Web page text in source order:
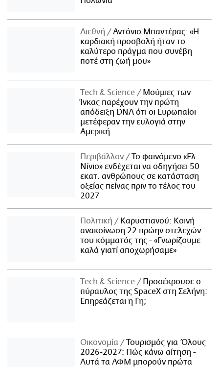
Διεθνή
Αντόνιο Μπαντέρας: «Η
καρδιακή προσβολή ήταν το
καλύτερο πράγμα που συνέβη
ποτέ στη ζωή μου»
Τech & Science
Μούμιες των
Ίνκας παρέχουν την πρώτη
απόδειξη DNA ότι οι Ευρωπαίοι
μετέφεραν την ευλογιά στην
Αμερική
Περιβάλλον
Το φαινόμενο «Ελ
Νίνιο» ενδέχεται να οδηγήσει 50
εκατ. ανθρώπους σε κατάσταση
οξείας πείνας πριν το τέλος του
2027
Πολιτική
Καρυστιανού: Κοινή
ανακοίνωση 22 πρώην στελεχών
του κόμματός της - «Γνωρίζουμε
καλά γιατί αποχωρήσαμε»
Τech & Science
Προσέκρουσε ο
πύραυλος της SpaceX στη Σελήνη:
Επηρεάζεται η Γη;
Οικονομία
Τουρισμός για Όλους
2026-2027: Πώς κάνω αίτηση -
Αυτά τα ΑΦΜ μπορούν πρώτα